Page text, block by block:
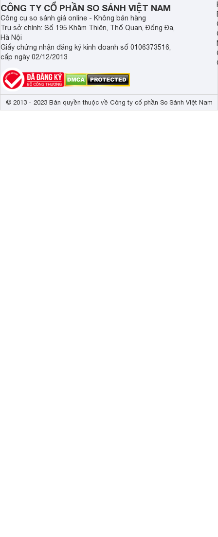
CÔNG TY CỔ PHẦN SO SÁNH VIỆT NAM
Công cụ so sánh giá online - Không bán hàng
Trụ sở chính: Số 195 Khâm Thiên, Thổ Quan, Đống Đa,
Hà Nội
Giấy chứng nhận đăng ký kinh doanh số 0106373516,
cấp ngày 02/12/2013
© 2013 - 2023 Bản quyền thuộc về Công ty cổ phần So Sánh Việt Nam